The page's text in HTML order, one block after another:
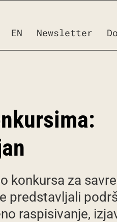
EN Newsletter
konkursa za
predstavljali
raspisivanje,